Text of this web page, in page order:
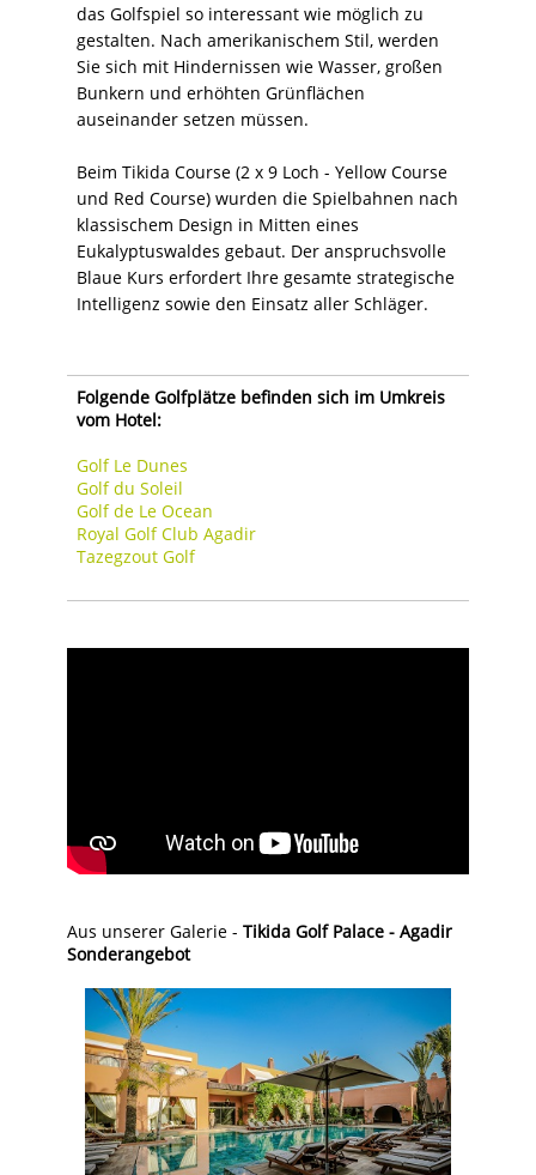
das Golfspiel so interessant wie möglich zu
gestalten. Nach amerikanischem Stil, werden
Sie sich mit Hindernissen wie Wasser, großen
Bunkern und erhöhten Grünflächen
auseinander setzen müssen.
Beim Tikida Course (2 x 9 Loch - Yellow Course
und Red Course) wurden die Spielbahnen nach
klassischem Design in Mitten eines
Eukalyptuswaldes gebaut. Der anspruchsvolle
Blaue Kurs erfordert Ihre gesamte strategische
Intelligenz sowie den Einsatz aller Schläger.
Folgende Golfplätze befinden sich im Umkreis
vom Hotel:
Golf Le Dunes
Golf du Soleil
Golf de Le Ocean
Royal Golf Club Agadir
Tazegzout Golf
Aus unserer Galerie - Tikida Golf Palace - Agadir
Sonderangebot